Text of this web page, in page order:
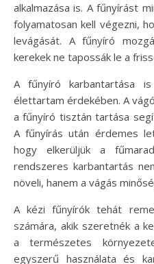
alkalmazása is. A fűnyírást
folyamatosan kell végezni,
levágását. A fűnyíró
kerekek ne tapossák le a
A fűnyíró karbantartása
élettartam érdekében. A
a fűnyíró tisztán tartása
A fűnyírás után érdemes
hogy elkerüljük a
rendszeres karbantartás
növeli, hanem a vágás
A kézi fűnyírók tehát
számára, akik szeretnék a
a természetes
egyszerű használata és